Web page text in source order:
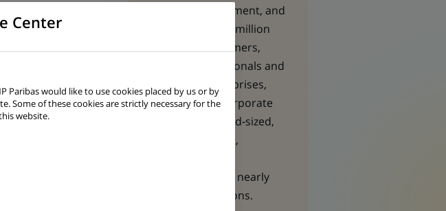
pour découvrir
d’une
dans le respect des
& asset management, and
insurance to 7,2 million
individual customers,
490,000 professionals and
very small enterprises,
nearly 94,000 corporate
clients (SMEs, mid‑sized,
large corporates,
institutions) and nearly
54,000 associations.
Center
Paribas would like to use cookies placed by us or by
Some of these cookies are strictly necessary for the
website.